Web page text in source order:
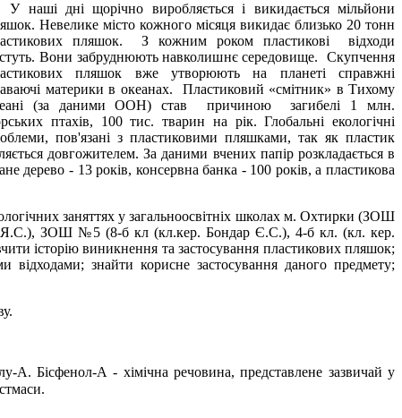
наші дні щорічно виробляється і викидається мільйони
Невелике місто кожного місяця викидає близько 20 тонн
пляшок. З кожним роком пластикові відходи
Вони забруднюють навколишнє середовище. Скупчення
пляшок вже утворюють на планеті справжні
материки в океанах. Пластиковий «смітник» в Тихому
(за даними ООН) став причиною загибелі 1 млн.
птахів, 100 тис. тварин на рік. Глобальні екологічні
пов'язані з пластиковими пляшками, так як пластик
довгожителем. За даними вчених папір розкладається в
дерево - 13 років, консервна банка - 100 років, а пластикова
заняттях у загальноосвітніх школах м. Охтирки (ЗОШ
ЗОШ №5 (8-б кл (кл.кер. Бондар Є.С.), 4-б кл. (кл. кер.
історію виникнення та застосування пластикових пляшок;
відходами; знайти корисне застосування даного предмету;
А. Бісфенол-А - хімічна речовина, представлене зазвичай у